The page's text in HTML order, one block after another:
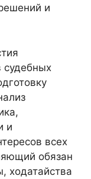
и
судебных
и
всех
обязан
ходатайства